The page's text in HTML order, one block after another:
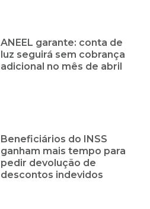
ANEEL garante: conta de
luz seguirá sem cobrança
adicional no mês de abril
Beneficiários do INSS
ganham mais tempo para
pedir devolução de
descontos indevidos